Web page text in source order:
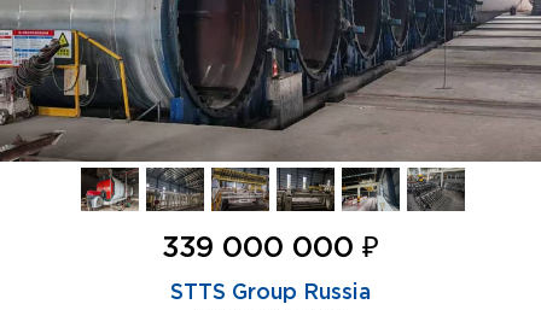
339 000 000 ₽
STTS Group Russia